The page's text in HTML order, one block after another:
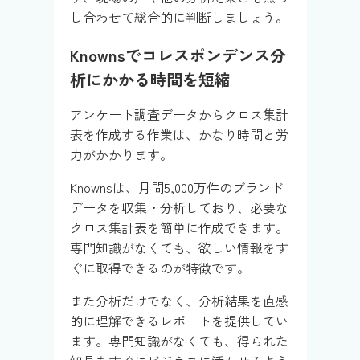
し合わせて総合的に判断しましょう。
Knownsでコレスポンデンス分
析にかかる時間を短縮
アンケート調査データからクロス集計
表を作成する作業は、かなり時間と労
力がかかります。
Knownsは、月間5,000万件のブランド
データを収集・分析しており、必要な
クロス集計表を簡単に作成できます。
専門知識がなくても、欲しい情報をす
ぐに取得できるのが特徴です。
また分析だけでなく、分析結果を直感
的に理解できるレポートを提供してい
ます。専門知識がなくても、得られた